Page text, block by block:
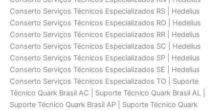
Conserto Serviços Técnicos Especializados RS | Hedelius
Conserto Serviços Técnicos Especializados RO | Hedelius
Conserto Serviços Técnicos Especializados RR | Hedelius
Conserto Serviços Técnicos Especializados SC | Hedelius
Conserto Serviços Técnicos Especializados SP | Hedelius
Conserto Serviços Técnicos Especializados SE | Hedelius
Conserto Serviços Técnicos Especializados TO | Suporte
Técnico Quark Brasil AC | Suporte Técnico Quark Brasil AL |
Suporte Técnico Quark Brasil AP | Suporte Técnico Quark